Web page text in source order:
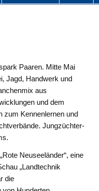
Paaren. Mitte Mai
Jagd, Handwerk und
aus
und dem
zum Kennenlernen und
Jungzüchter-
Neuseeländer“, eine
„Landtechnik
die